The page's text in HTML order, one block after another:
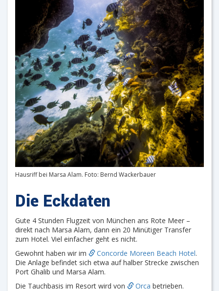
Hausriff bei Marsa Alam. Foto: Bernd Wackerbauer
Die Eckdaten
Gute 4 Stunden Flugzeit von München ans Rote Meer –
direkt nach Marsa Alam, dann ein 20 Minütiger Transfer
zum Hotel. Viel einfacher geht es nicht.
Gewohnt haben wir im
Concorde Moreen Beach Hotel.
Die Anlage befindet sich etwa auf halber Strecke zwischen
Port Ghalib und Marsa Alam.
Die Tauchbasis im Resort wird von
Orca betrieben.